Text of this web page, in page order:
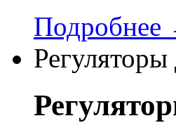
Подробнее
Регуляторы